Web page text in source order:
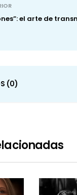
el arte de
(0)